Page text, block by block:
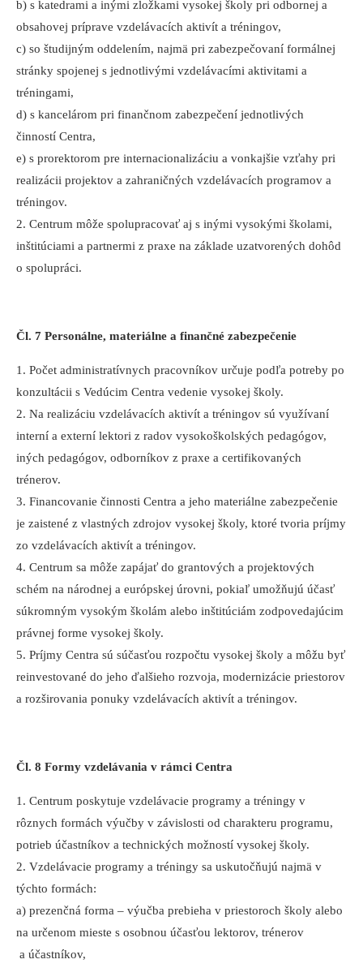
b) s katedrami a inými zložkami vysokej školy pri odbornej a
obsahovej príprave vzdelávacích aktivít a tréningov,
c) so študijným oddelením, najmä pri zabezpečovaní formálnej
stránky spojenej s jednotlivými vzdelávacími aktivitami a
tréningami,
d) s kancelárom pri finančnom zabezpečení jednotlivých
činností Centra,
e) s prorektorom pre internacionalizáciu a vonkajšie vzťahy pri
realizácii projektov a zahraničných vzdelávacích programov a
tréningov.
2. Centrum môže spolupracovať aj s inými vysokými školami,
inštitúciami a partnermi z praxe na základe uzatvorených dohôd
o spolupráci.
Čl. 7 Personálne, materiálne a finančné zabezpečenie
1. Počet administratívnych pracovníkov určuje podľa potreby po
konzultácii s Vedúcim Centra vedenie vysokej školy.
2. Na realizáciu vzdelávacích aktivít a tréningov sú využívaní
interní a externí lektori z radov vysokoškolských pedagógov,
iných pedagógov, odborníkov z praxe a certifikovaných
trénerov.
3. Financovanie činnosti Centra a jeho materiálne zabezpečenie
je zaistené z vlastných zdrojov vysokej školy, ktoré tvoria príjmy
zo vzdelávacích aktivít a tréningov.
4. Centrum sa môže zapájať do grantových a projektových
schém na národnej a európskej úrovni, pokiaľ umožňujú účasť
súkromným vysokým školám alebo inštitúciám zodpovedajúcim
právnej forme vysokej školy.
5. Príjmy Centra sú súčasťou rozpočtu vysokej školy a môžu byť
reinvestované do jeho ďalšieho rozvoja, modernizácie priestorov
a rozširovania ponuky vzdelávacích aktivít a tréningov.
Čl. 8 Formy vzdelávania v rámci Centra
1. Centrum poskytuje vzdelávacie programy a tréningy v
rôznych formách výučby v závislosti od charakteru programu,
potrieb účastníkov a technických možností vysokej školy.
2. Vzdelávacie programy a tréningy sa uskutočňujú najmä v
týchto formách:
a) prezenčná forma – výučba prebieha v priestoroch školy alebo
na určenom mieste s osobnou účasťou lektorov, trénerov
a účastníkov,